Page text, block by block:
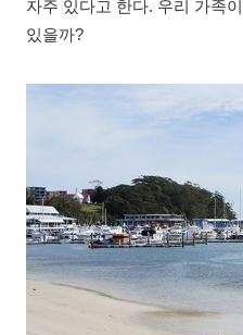
자주 있다고 한다. 우리 가족
있을까?